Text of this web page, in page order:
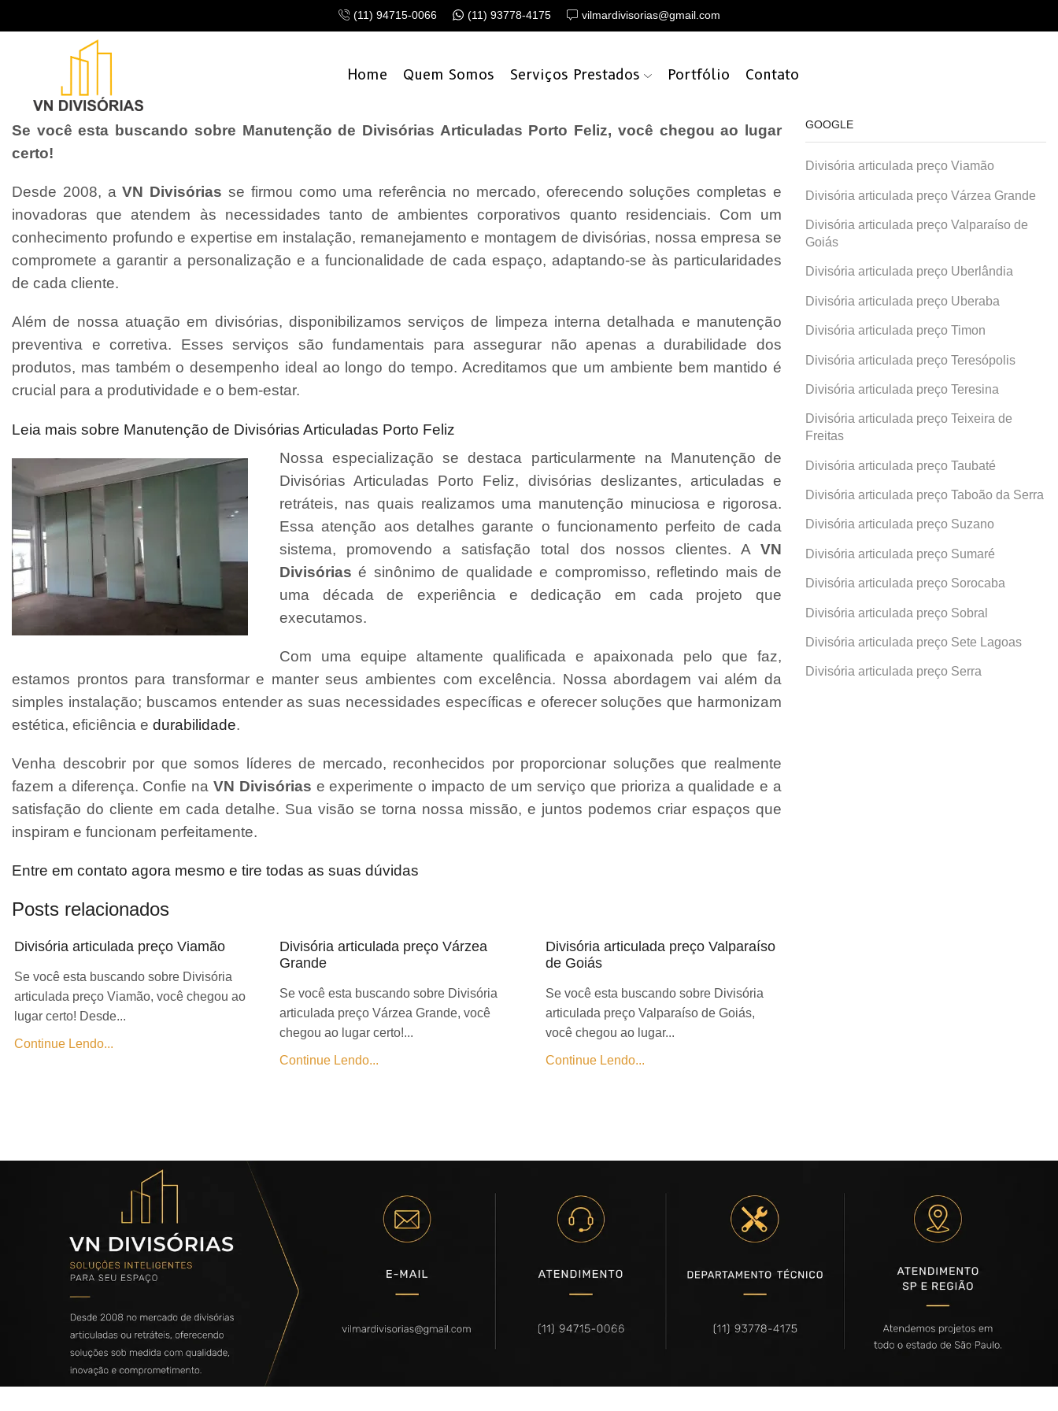
(11) 94715-0066 (11) 93778-4175 vilmardivisorias@gmail.com
Home Quem Somos Serviços Prestados Portfólio Contato
Se você esta buscando sobre Manutenção de Divisórias Articuladas Porto Feliz, você chegou ao lugar
certo!
Desde 2008, aVN Divisórias se firmou como uma referência no mercado, oferecendo soluções completas e
inovadoras que atendem às necessidades tanto de ambientes corporativos quanto residenciais. Com um
conhecimento profundo e expertise em instalação, remanejamento e montagem de divisórias, nossa empresa se
compromete a garantir a personalização e a funcionalidade de cada espaço, adaptando-se às particularidades
de cada cliente.
Além de nossa atuação em divisórias, disponibilizamos serviços de limpeza interna detalhada e manutenção
preventiva e corretiva. Esses serviços são fundamentais para assegurar não apenas a durabilidade dos
produtos, mas também o desempenho ideal ao longo do tempo. Acreditamos que um ambiente bem mantido é
crucial para a produtividade e o bem-estar.
Leia mais sobre Manutenção de Divisórias Articuladas Porto Feliz
Nossa especialização se destaca particularmente na Manutenção de
Divisórias Articuladas Porto Feliz, divisórias deslizantes, articuladas e
retráteis, nas quais realizamos uma manutenção minuciosa e rigorosa.
Essa atenção aos detalhes garante o funcionamento perfeito de cada
sistema, promovendo a satisfação total dos nossos clientes. A VN
Divisórias é sinônimo de qualidade e compromisso, refletindo mais de
uma década de experiência e dedicação em cada projeto que
executamos.
Com uma equipe altamente qualificada e apaixonada pelo que faz,
estamos prontos para transformar e manter seus ambientes com excelência. Nossa abordagem vai além da
simples instalação; buscamos entender as suas necessidades específicas e oferecer soluções que harmonizam
estética, eficiência e durabilidade.
Venha descobrir por que somos líderes de mercado, reconhecidos por proporcionar soluções que realmente
fazem a diferença. Confie na VN Divisórias e experimente o impacto de um serviço que prioriza a qualidade e a
satisfação do cliente em cada detalhe. Sua visão se torna nossa missão, e juntos podemos criar espaços que
inspiram e funcionam perfeitamente.
Entre em contato agora mesmo e tire todas as suas dúvidas
Posts relacionados
Divisória articulada preço Viamão
Se você esta buscando sobre Divisória
articulada preço Viamão, você chegou ao
lugar certo! Desde...
Continue Lendo...
Divisória articulada preço Várzea
Grande
Se você esta buscando sobre Divisória
articulada preço Várzea Grande, você
chegou ao lugar certo!...
Continue Lendo...
Divisória articulada preço Valparaíso
de Goiás
Se você esta buscando sobre Divisória
articulada preço Valparaíso de Goiás,
você chegou ao lugar...
Continue Lendo...
GOOGLE
Divisória articulada preço Viamão
Divisória articulada preço Várzea Grande
Divisória articulada preço Valparaíso de
Goiás
Divisória articulada preço Uberlândia
Divisória articulada preço Uberaba
Divisória articulada preço Timon
Divisória articulada preço Teresópolis
Divisória articulada preço Teresina
Divisória articulada preço Teixeira de
Freitas
Divisória articulada preço Taubaté
Divisória articulada preço Taboão da Serra
Divisória articulada preço Suzano
Divisória articulada preço Sumaré
Divisória articulada preço Sorocaba
Divisória articulada preço Sobral
Divisória articulada preço Sete Lagoas
Divisória articulada preço Serra